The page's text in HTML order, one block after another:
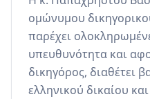
ομώνυμου
παρέχει
υπευθυνότητα και
δικηγόρος, διαθέτει
ελληνικού δικαίου